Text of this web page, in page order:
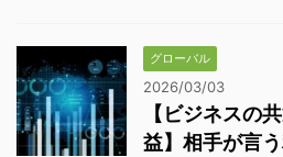
グローバル
2026/03/03
【ビジネスの
益】相手が言